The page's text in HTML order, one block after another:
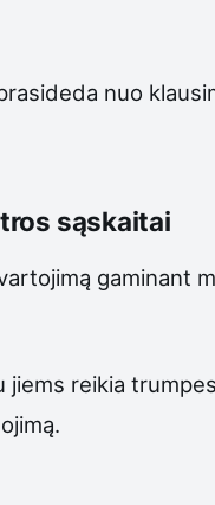
nuo
sąskaitai
gaminant
reikia